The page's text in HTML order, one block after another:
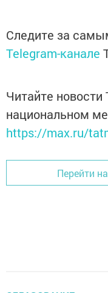
Следите за
Telegram-канале
Читайте новости
национальном
https://max.ru/
Перейти